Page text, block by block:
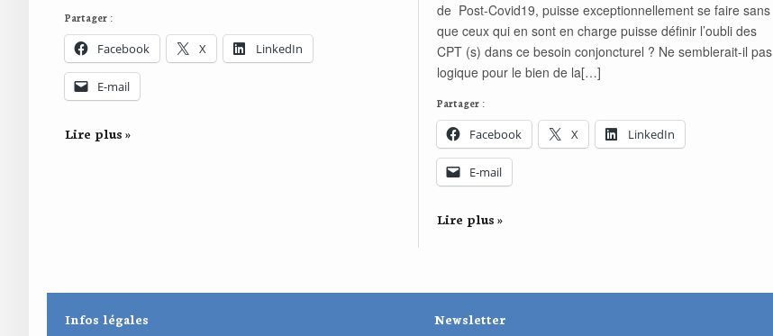
Partager :
Facebook X LinkedIn
E-mail
Lire plus »
de Post-Covid19, puisse exceptionnellement se faire sans
que ceux qui en sont en charge puisse définir l’oubli des
CPT (s) dans ce besoin conjoncturel ? Ne semblerait-il pas
logique pour le bien de la[…]
Partager :
Facebook X LinkedIn
E-mail
Lire plus »
Infos légales Newsletter